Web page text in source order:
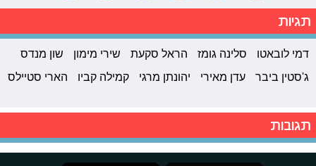
תגיות
דמי לובאטו סלינה גומז הראל סקעת שירי מימון
שון מנדס
ג'סטין ביבר
עדן מאירי יהונתן מרגי קמילה קביו הארי סטיילס
תגובות